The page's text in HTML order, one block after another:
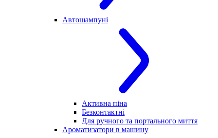
Автошампуні
Активна піна
Безконтактні
Для ручного та портального миття
Ароматизатори в машину